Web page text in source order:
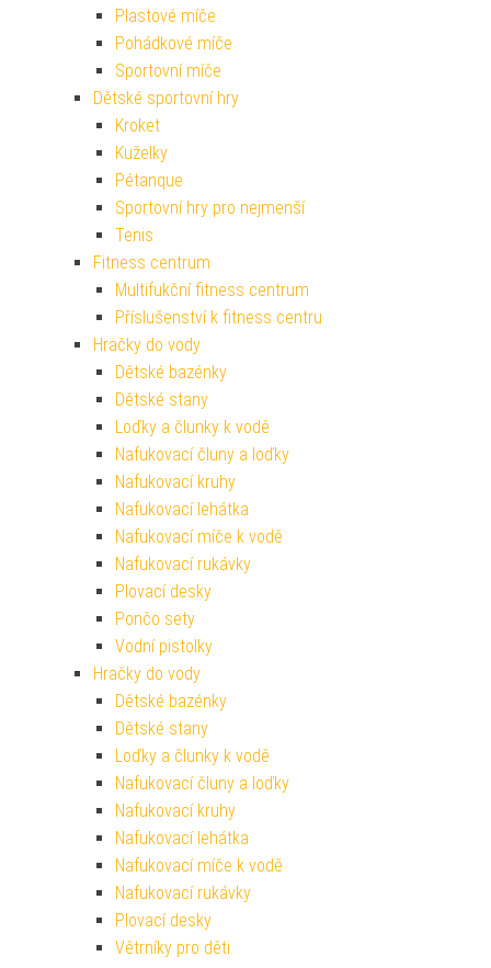
Plastové míče
Pohádkové míče
Sportovní míče
Dětské sportovní hry
Kroket
Kuželky
Pétanque
Sportovní hry pro nejmenší
Tenis
Fitness centrum
Multifukční fitness centrum
Příslušenství k fitness centru
Hračky do vody
Dětské bazénky
Dětské stany
Loďky a člunky k vodě
Nafukovací čluny a loďky
Nafukovací kruhy
Nafukovací lehátka
Nafukovací míče k vodě
Nafukovací rukávky
Plovací desky
Pončo sety
Vodní pistolky
Hračky do vody
Dětské bazénky
Dětské stany
Loďky a člunky k vodě
Nafukovací čluny a loďky
Nafukovací kruhy
Nafukovací lehátka
Nafukovací míče k vodě
Nafukovací rukávky
Plovací desky
Větrníky pro děti